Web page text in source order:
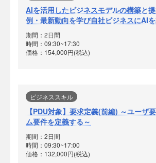
AIを活用したビジネスモデルの構築と
例・最新動向を学び自社ビジネスにAI
期間：2日間
時間：09:30~17:30
価格：154,000円(税込)
ビジネススキル
【PDU対象】要求定義(前編) ～ユーザ
ム要件を定義する～
期間：2日間
時間：09:30~17:00
価格：132,000円(税込)